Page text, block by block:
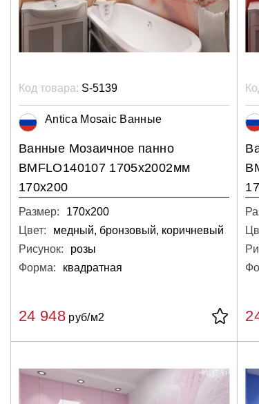
Код товара: S-5139
Antica Mosaic Ванные
Ванные Мозаичное панно
BMFLO140107 1705х2002мм
170х200
Размер:
170х200
Цвет:
медный, бронзовый, коричневый
Рисунок:
розы
Форма:
квадратная
24 948руб/м2